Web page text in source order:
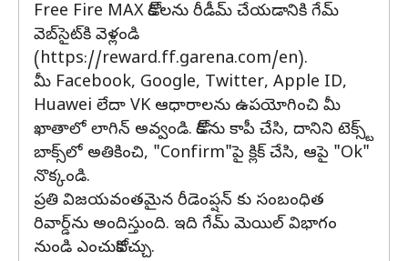
Free Fire MAX కోడ్‌లను రీడీమ్ చేయడానికి గేమ్
వెబ్‌సైట్‌కి వెళ్లండి
(https://reward.ff.garena.com/en).
మీ Facebook, Google, Twitter, Apple ID,
Huawei లేదా VK ఆధారాలను ఉపయోగించి మీ
ఖాతాలో లాగిన్ అవ్వండి. కోడ్‌ను కాపీ చేసి, దానిని టెక్స్ట్
బాక్స్‌లో అతికించి, "Confirm"పై క్లిక్ చేసి, ఆపై "Ok"
నొక్కండి.
ప్రతి విజయవంతమైన రీడెంప్షన్ కు సంబంధిత
రివార్డ్‌ను అందిస్తుంది. ఇది గేమ్ మెయిల్ విభాగం
నుండి ఎంచుకోవచ్చు.